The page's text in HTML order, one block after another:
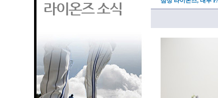
라이온즈 소식